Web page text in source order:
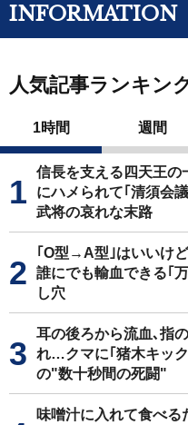
INFORMATION
人気記事ランキン
1時間 週間
信長を支える四天王
にハメられて｢清須会
武将の哀れな末路
｢O型→A型｣はいいけ
誰にでも輸血できる｢
し穴
耳の後ろから流血､指
れ…クマに｢猪木キッ
の"数十秒間の死闘"
味噌汁に入れて食べ